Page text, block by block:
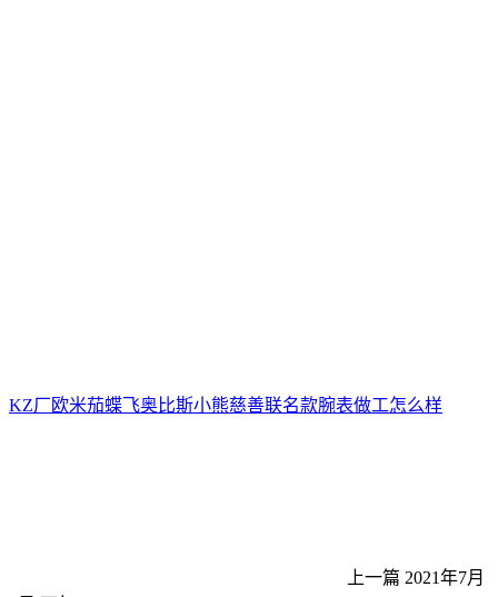
KZ厂欧米茄蝶飞奥比斯小熊慈善联名款腕表做工怎么样
上一篇 2021年7月